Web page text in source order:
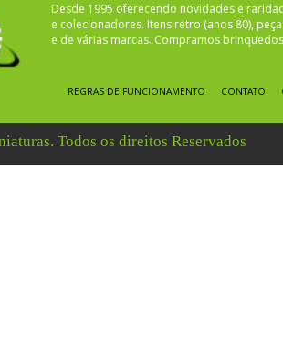
Desde 1995 oferecendo novidades e
e colecionadores. Itens retro (anos 80),
e de várias marcas. Compramos
REGRAS DE FUNCIONAMENTO CONTATO
Todos os direitos Reservados